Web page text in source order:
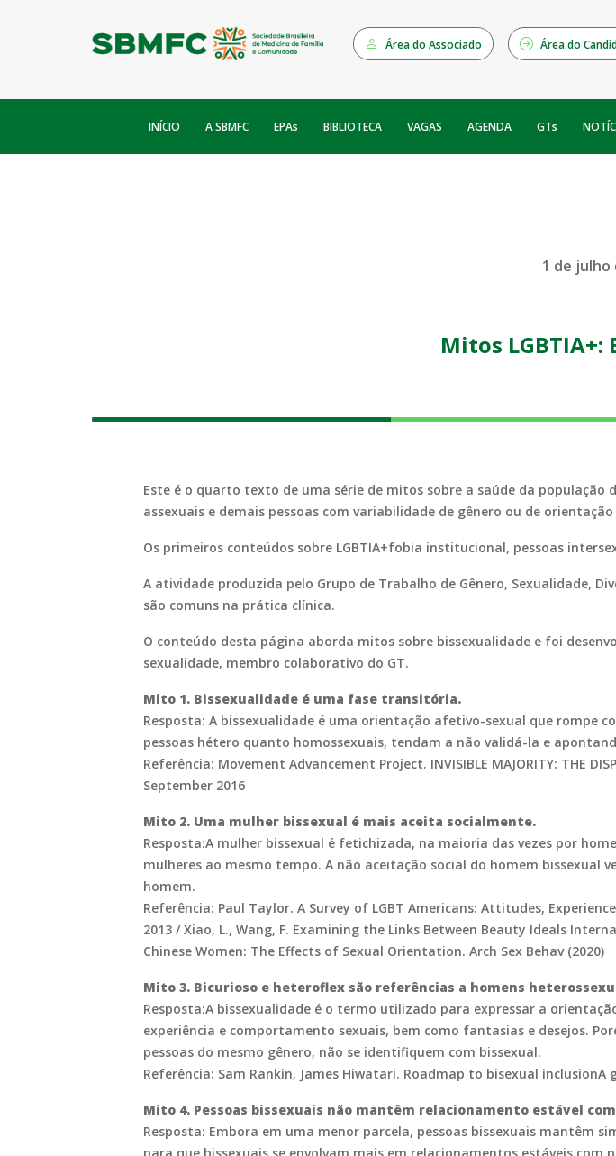
Área do Associado Área do
INÍCIO A SBMFC EPAs BIBLIOTECA VAGAS AGENDA GTs
1 de julho
Mitos
Este é o quarto texto de uma série de mitos sobre a saúde da população
assexuais e demais pessoas com variabilidade de gênero ou de orientação
Os primeiros conteúdos sobre LGBTIA+fobia institucional, pessoas
A atividade produzida pelo Grupo de Trabalho de Gênero, Sexualidade,
são comuns na prática clínica.
O conteúdo desta página aborda mitos sobre bissexualidade e foi
sexualidade, membro colaborativo do GT.
Mito 1. Bissexualidade é uma fase transitória.
Resposta: A bissexualidade é uma orientação afetivo-sexual que rompe
pessoas hétero quanto homossexuais, tendam a não validá-la e
Referência: Movement Advancement Project. INVISIBLE MAJORITY: THE
September 2016
Mito 2. Uma mulher bissexual é mais aceita socialmente.
Resposta:A mulher bissexual é fetichizada, na maioria das vezes por
mulheres ao mesmo tempo. A não aceitação social do homem
homem.
Referência: Paul Taylor. A Survey of LGBT Americans: Attitudes,
2013 / Xiao, L., Wang, F. Examining the Links Between Beauty Ideals
Chinese Women: The Effects of Sexual Orientation. Arch Sex Behav (2020)
Mito 3. Bicurioso e heteroflex são referências a homens
Resposta:A bissexualidade é o termo utilizado para expressar a
experiência e comportamento sexuais, bem como fantasias e desejos.
pessoas do mesmo gênero, não se identifiquem com bissexual.
Referência: Sam Rankin, James Hiwatari. Roadmap to bisexual
Mito 4. Pessoas bissexuais não mantêm relacionamento estável
Resposta: Embora em uma menor parcela, pessoas bissexuais mantêm